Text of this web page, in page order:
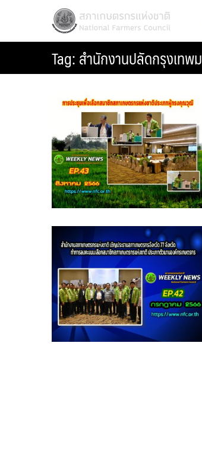
สภาเกษตรกรแห่งชาติ
National Farmers Council
Tag:สำนักงานปลัดกรุงเทพ